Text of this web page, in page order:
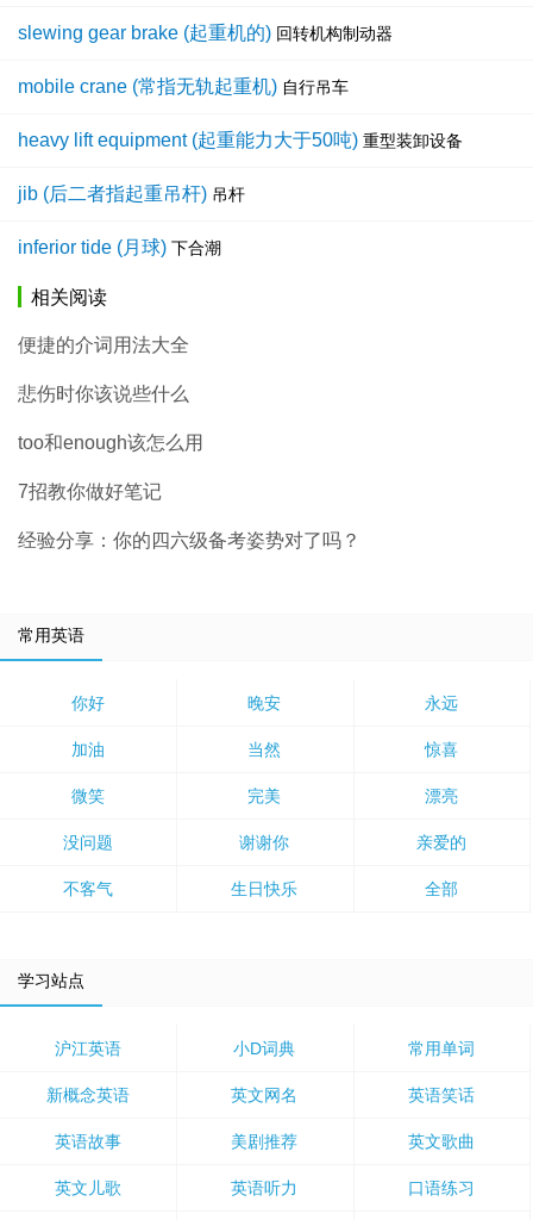
slewing gear brake (起重机的) 回转机构制动器
mobile crane (常指无轨起重机) 自行吊车
heavy lift equipment (起重能力大于50吨) 重型装卸设备
jib (后二者指起重吊杆) 吊杆
inferior tide (月球) 下合潮
相关阅读
便捷的介词用法大全
悲伤时你该说些什么
too和enough该怎么用
7招教你做好笔记
经验分享：你的四六级备考姿势对了吗？
常用英语
你好 晚安 永远
加油 当然 惊喜
微笑 完美 漂亮
没问题 谢谢你 亲爱的
不客气 生日快乐 全部
学习站点
沪江英语 小D词典 常用单词
新概念英语 英文网名 英语笑话
英语故事 美剧推荐 英文歌曲
英文儿歌 英语听力 口语练习